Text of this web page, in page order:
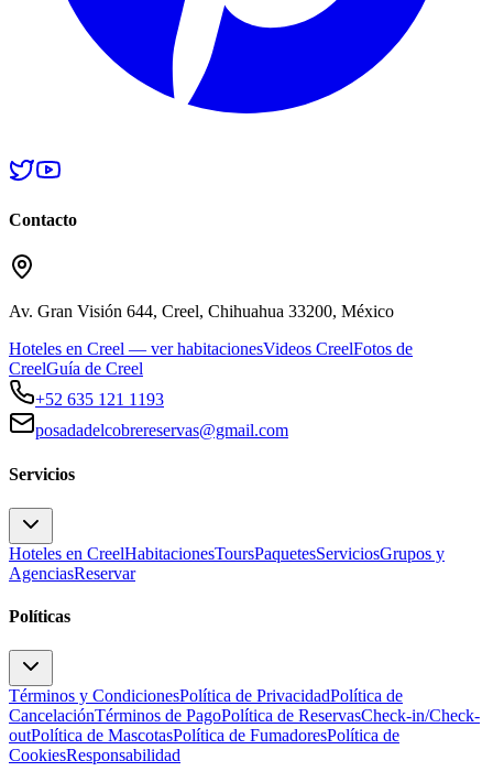
Contacto
Av. Gran Visión 644, Creel, Chihuahua 33200, México
Hoteles en Creel — ver habitacionesVideos CreelFotos de
CreelGuía de Creel
+52 635 121 1193
posadadelcobrereservas@gmail.com
Servicios
Hoteles en CreelHabitacionesToursPaquetesServiciosGrupos y
AgenciasReservar
Políticas
Términos y CondicionesPolítica de PrivacidadPolítica de
CancelaciónTérminos de PagoPolítica de ReservasCheck-in/Check-
outPolítica de MascotasPolítica de FumadoresPolítica de
CookiesResponsabilidad